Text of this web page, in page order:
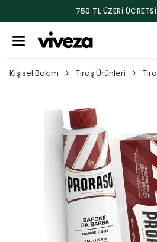
750 TL ÜZERI
Kişisel Bakım Tıraş Ürünleri